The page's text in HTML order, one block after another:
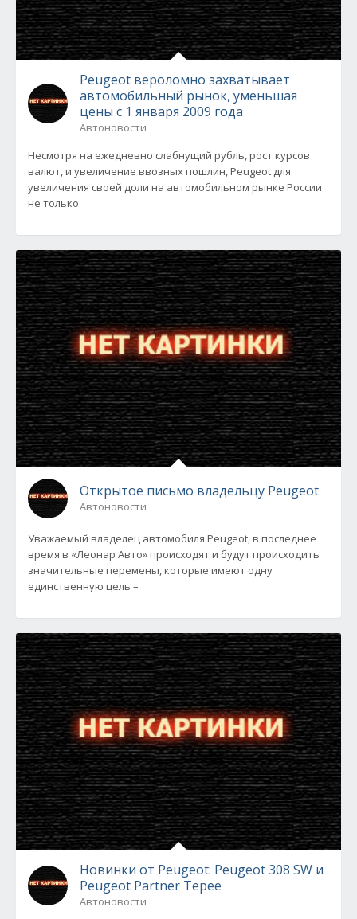
Peugeot вероломно захватывает
автомобильный рынок, уменьшая
цены с 1 января 2009 года
Автоновости
Несмотря на ежедневно слабнущий рубль, рост курсов
валют, и увеличение ввозных пошлин, Peugeot для
увеличения своей доли на автомобильном рынке России
не только
Открытое письмо владельцу Peugeot
Автоновости
Уважаемый владелец автомобиля Peugeot, в последнее
время в «Леонар Авто» происходят и будут происходить
значительные перемены, которые имеют одну
единственную цель –
Новинки от Peugeot: Peugeot 308 SW и
Peugeot Partner Tepee
Автоновости